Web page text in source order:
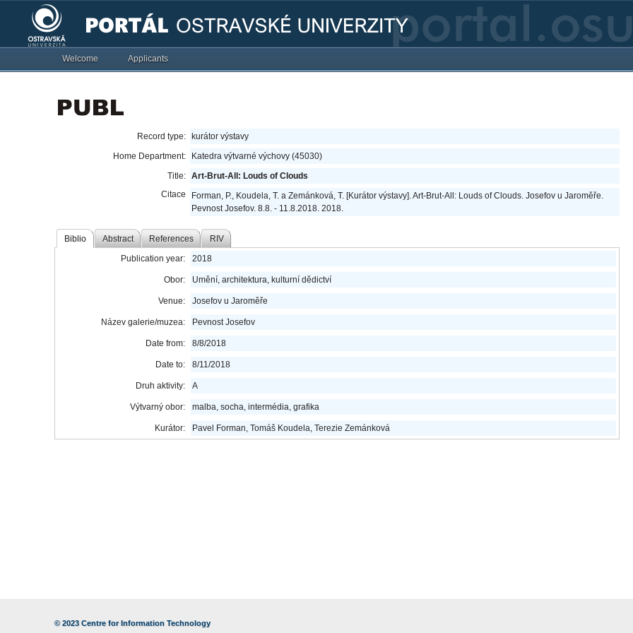
Welcome Applicants
Record type:
kurátor výstavy
Home Department:
Katedra výtvarné výchovy (45030)
Title: Art-Brut-All: Louds of Clouds
Citace
Forman, P., Koudela, T. a Zemánková, T. [Kurátor výstavy]. Art-Brut-All: Louds of Clouds. Josefov u Jaroměře.
Pevnost Josefov. 8.8. - 11.8.2018. 2018.
Biblio Abstract References RIV
Publication year: 2018
Obor: Umění, architektura, kulturní dědictví
Venue: Josefov u Jaroměře
Název galerie/muzea: Pevnost Josefov
Date from: 8/8/2018
Date to: 8/11/2018
Druh aktivity: A
Výtvarný obor: malba, socha, intermédia, grafika
Kurátor: Pavel Forman, Tomáš Koudela, Terezie Zemánková
© 2023Centre for Information Technology